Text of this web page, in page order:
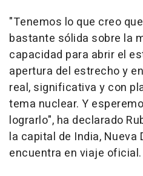
"Tenemos lo que creo
bastante sólida sobre la
capacidad para abrir el
apertura del estrecho y
real, significativa y con
tema nuclear. Y
lograrlo", ha declarado
la capital de India, Nueva
encuentra en viaje oficial.